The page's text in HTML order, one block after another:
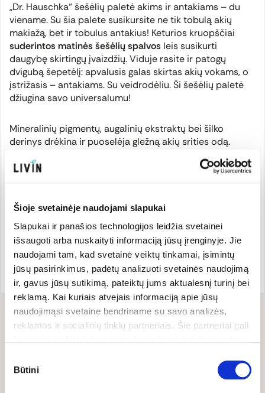
Šioje svetainėje naudojami slapukai
Slapukai ir panašios technologijos leidžia svetainei
išsaugoti arba nuskaityti informaciją jūsų įrenginyje. Jie
naudojami tam, kad svetainė veiktų tinkamai, įsimintų
jūsų pasirinkimus, padėtų analizuoti svetainės naudojimą
ir, gavus jūsų sutikimą, pateiktų jums aktualesnį turinį bei
reklamą. Kai kuriais atvejais informaciją apie jūsų
naudojimąsi svetaine bendriname su savo analizės,
reklamos ir socialinių tinklų partneriais. Šie partneriai gali
pasirinkti, su kuriomis slapukų kategorijomis sutinkate.
Savo sutikimą galite bet kada pakeisti arba atšaukti
pasirinkimas
Būtini
„Dr. Hauschka“ šešėlių paletė akims ir antakiams – du
viename. Su šia palete susikursite ne tik tobulą akių
makiažą, bet ir tobulus antakius! Keturios kruopščiai
suderintos matinės šešėlių spalvos leis susikurti
daugybę skirtingų įvaizdžių. Viduje rasite ir patogų
dvigubą šepetėlį: apvalusis galas skirtas akių vokams, o
įstrižasis – antakiams. Su veidrodėliu. Ši šešėlių paletė
džiugina savo universalumu!
Mineralinių pigmentų, augalinių ekstraktų bei šilko
derinys drėkina ir puoselėja gležną akių srities odą.
Natūrali kosmetika, sertifikuota „NaTrue“.
Gamintojas
Prekės ženklo šalis:
Vokietija
Prekės kodas: HAUSD4486
402082904486
Sudėtis
Stearate, Caprylic/Capric Triglyceride, Silk (Serica) Powder,
Silica, Diatomaceous Earth (Solum Diatomeae), Anthyllis